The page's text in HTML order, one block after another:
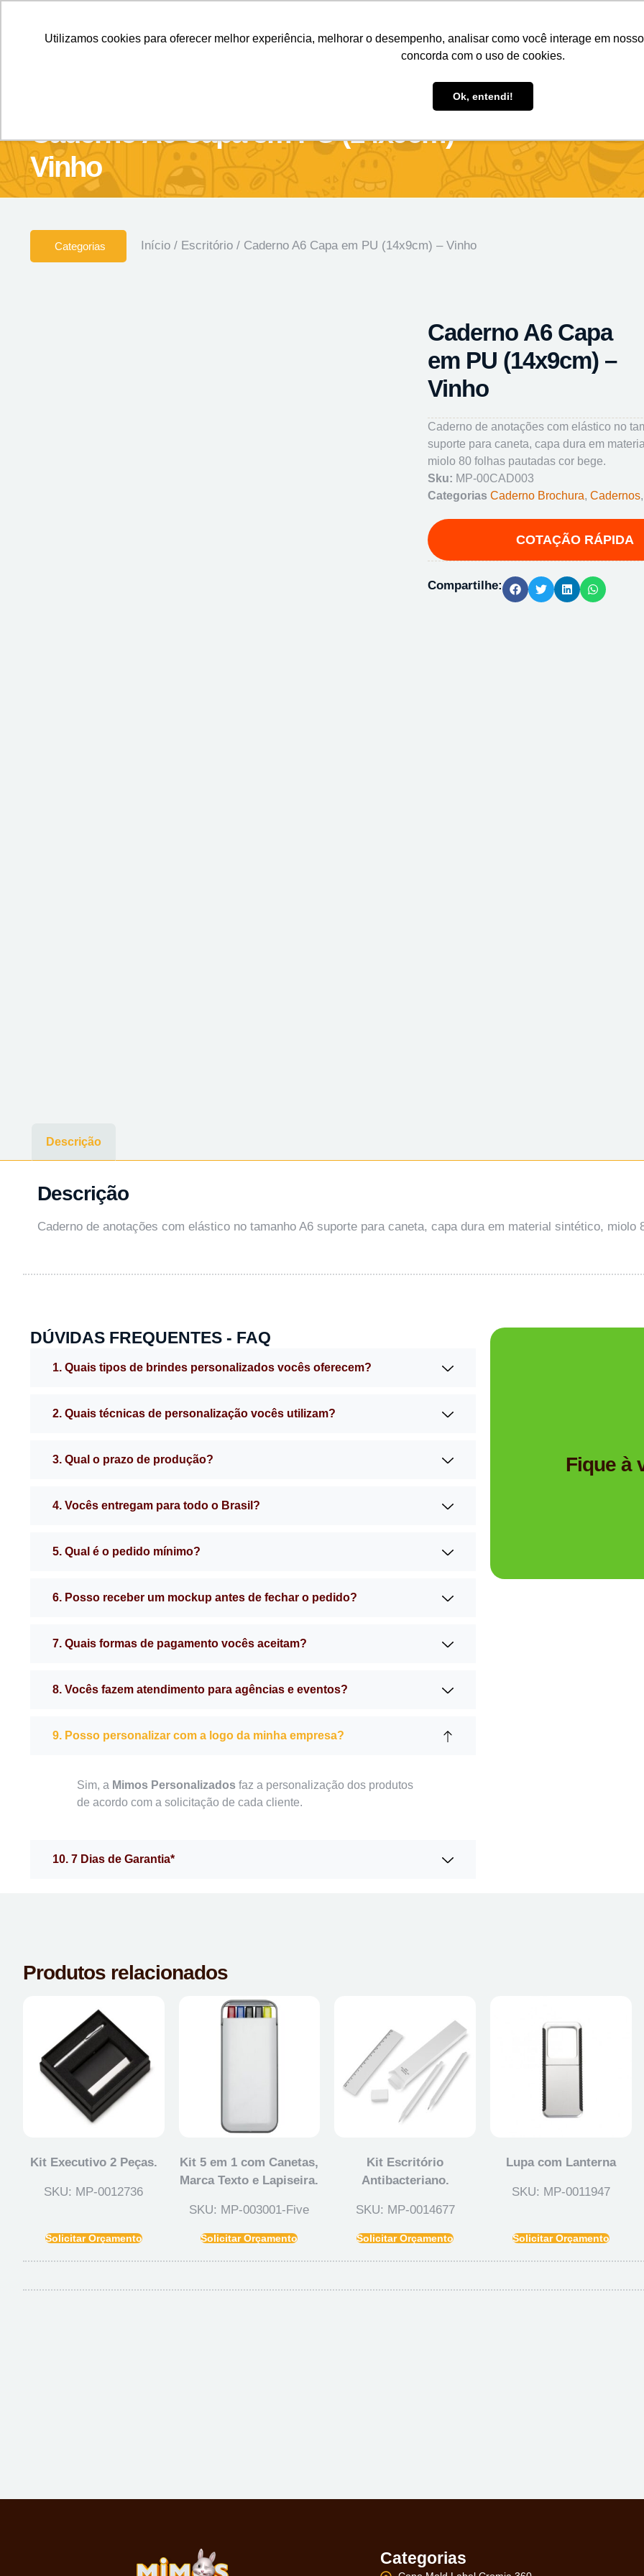
Utilizamos cookies para oferecer melhor experiência, melhorar o desempenho, analisar como você interage em
concorda com o uso de cookies.
Ok, entendi!
Brindes Personalizados Brindes Ecológicos
Caderno A6 Capa em PU (14x9cm) –
Vinho
Categorias Início/ Escritório/ Caderno A6 Capa em PU (14x9cm) – Vinho
Caderno A6 Capa
em PU (14x9cm) –
Vinho
Caderno de anotações com elástico no
suporte para caneta, capa dura em
miolo 80 folhas pautadas cor bege.
Sku: MP-00CAD003
Categorias Caderno Brochura, Cadernos,
Compartilhe:
Descrição
Descrição
Caderno de anotações com elástico no tamanho A6 suporte para caneta, capa dura em material sintético, miolo
DÚVIDAS FREQUENTES - FAQ
1. Quais tipos de brindes personalizados vocês oferecem?
2. Quais técnicas de personalização vocês utilizam?
3. Qual o prazo de produção?
4. Vocês entregam para todo o Brasil?
5. Qual é o pedido mínimo?
6. Posso receber um mockup antes de fechar o pedido?
7. Quais formas de pagamento vocês aceitam?
8. Vocês fazem atendimento para agências e eventos?
9. Posso personalizar com a logo da minha empresa?
Sim, a Mimos Personalizados faz a personalização dos produtos
de acordo com a solicitação de cada cliente.
10. 7 Dias de Garantia*
Fique à
Tem dúvidas se a
Produtos relacionados
Kit Executivo 2 Peças.
SKU: MP-0012736
Solicitar Orçamento
Kit 5 em 1 com Canetas,
Marca Texto e Lapiseira.
SKU: MP-003001-Five
Solicitar Orçamento
Kit Escritório
Antibacteriano.
SKU: MP-0014677
Solicitar Orçamento
Lupa com Lanterna
SKU: MP-0011947
Solicitar Orçamento
Categorias